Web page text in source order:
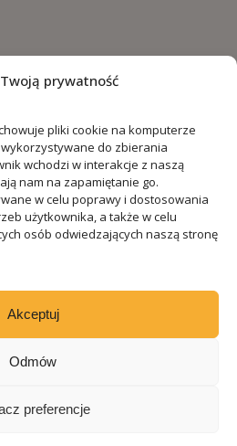
prywatność
pliki cookie na komputerze
do zbierania
wchodzi w interakcje z naszą
nam na zapamiętanie go.
w celu poprawy i dostosowania
użytkownika, a także w celu
osób odwiedzających naszą stronę
Akceptuj
Odmów
preferencje